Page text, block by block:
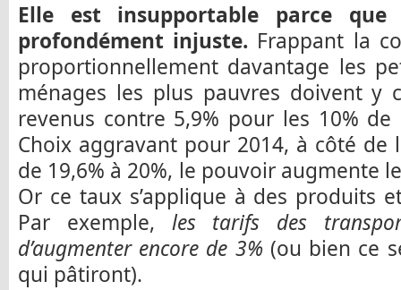
Elle est insupportable parce
profondément injuste. Frappant la
proportionnellement davantage les
ménages les plus pauvres doivent y
revenus contre 5,9% pour les 10%
Choix aggravant pour 2014, à côté
de 19,6% à 20%, le pouvoir augmente
Or ce taux s’applique à des produits
Par exemple, les tarifs des
d’augmenter encore de 3% (ou bien ce
qui pâtiront).